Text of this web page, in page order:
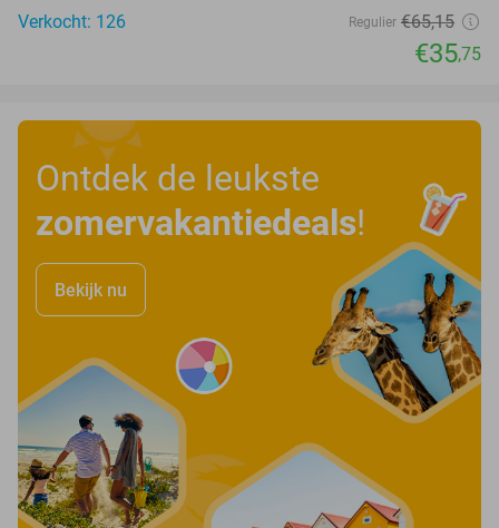
Verkocht: 126
Regulier €65,15
€35,75
Ontdek de leukste
zomervakantiedeals!
Bekijk nu